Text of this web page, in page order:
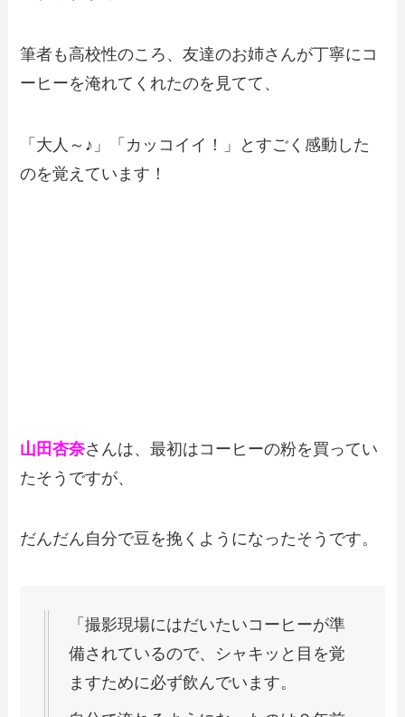
筆者も高校性のころ、友達のお姉さんが丁寧にコ
ーヒーを淹れてくれたのを見てて、
「大人～♪」「カッコイイ！」とすごく感動した
のを覚えています！
山田杏奈さんは、最初はコーヒーの粉を買ってい
たそうですが、
だんだん自分で豆を挽くようになったそうです。
「撮影現場にはだいたいコーヒーが準
備されているので、シャキッと目を覚
ますために必ず飲んでいます。